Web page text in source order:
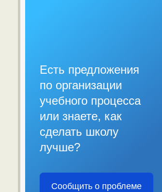
Есть предложения
по организации
учебного процесса
или знаете, как
сделать школу
лучше?
Сообщить о проблеме